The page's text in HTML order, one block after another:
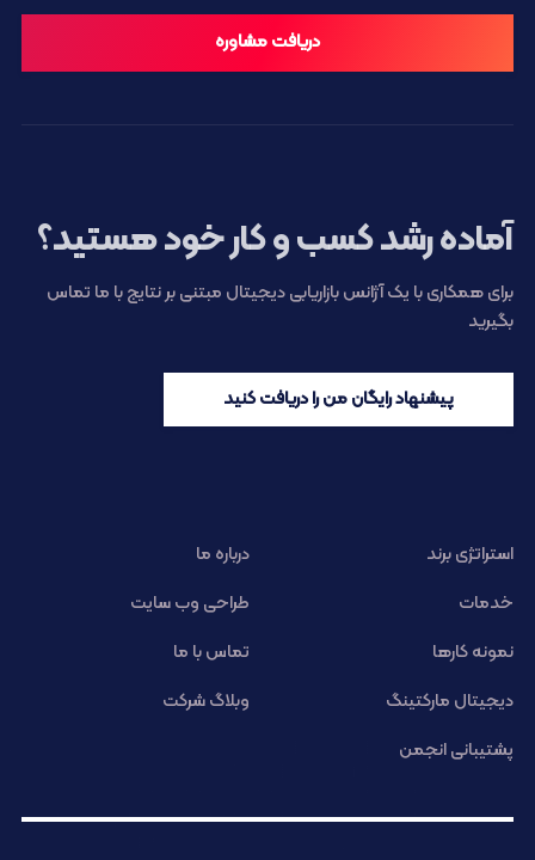
دریافت مشاوره
آماده رشد کسب و کار خود هستید؟
برای همکاری با یک آژانس بازاریابی دیجیتال مبتنی بر نتایج با ما تماس
بگیرید
پیشنهاد رایگان من را دریافت کنید
استراتژی برند
درباره ما
خدمات
طراحی وب سایت
نمونه کارها
تماس با ما
دیجیتال مارکتینگ
وبلاگ شرکت
پشتیبانی انجمن